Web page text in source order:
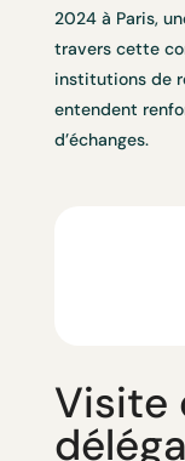
2024 à Paris,
travers cette
institutions de
entendent
d’échanges.
Visite